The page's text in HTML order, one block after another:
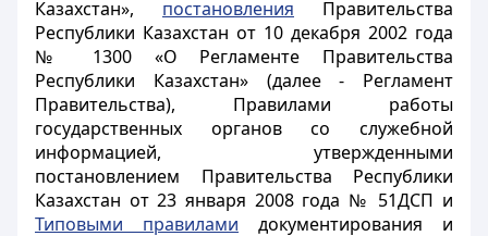
Казахстан», постановления Правительства
Республики Казахстан от 10 декабря 2002 года
№ 1300 «О Регламенте Правительства
Республики Казахстан» (далее - Регламент
Правительства), Правилами работы
государственных органов со служебной
информацией, утвержденными
постановлением Правительства Республики
Казахстан от 23 января 2008 года № 51ДСП и
Типовыми правилами документирования и